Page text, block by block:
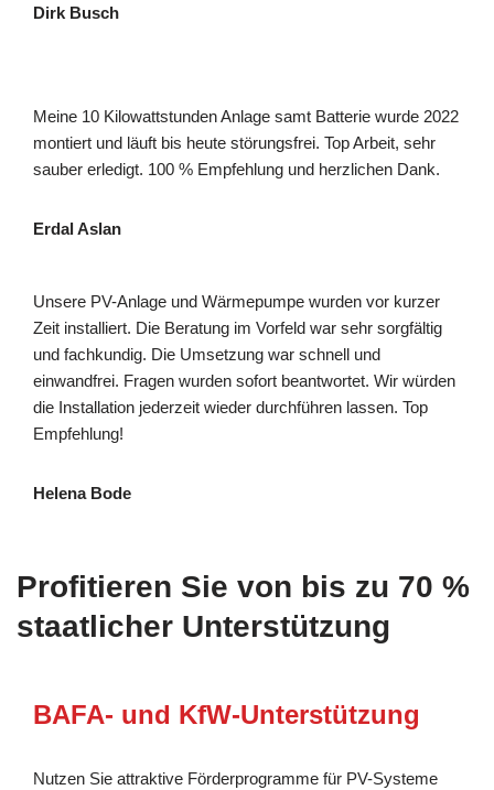
Dirk Busch
Meine 10 Kilowattstunden Anlage samt Batterie wurde 2022
montiert und läuft bis heute störungsfrei. Top Arbeit, sehr
sauber erledigt. 100 % Empfehlung und herzlichen Dank.
Erdal Aslan
Unsere PV-Anlage und Wärmepumpe wurden vor kurzer
Zeit installiert. Die Beratung im Vorfeld war sehr sorgfältig
und fachkundig. Die Umsetzung war schnell und
einwandfrei. Fragen wurden sofort beantwortet. Wir würden
die Installation jederzeit wieder durchführen lassen. Top
Empfehlung!
Helena Bode
Profitieren Sie von bis zu 70 %
staatlicher Unterstützung
BAFA- und KfW-Unterstützung
Nutzen Sie attraktive Förderprogramme für PV-Systeme